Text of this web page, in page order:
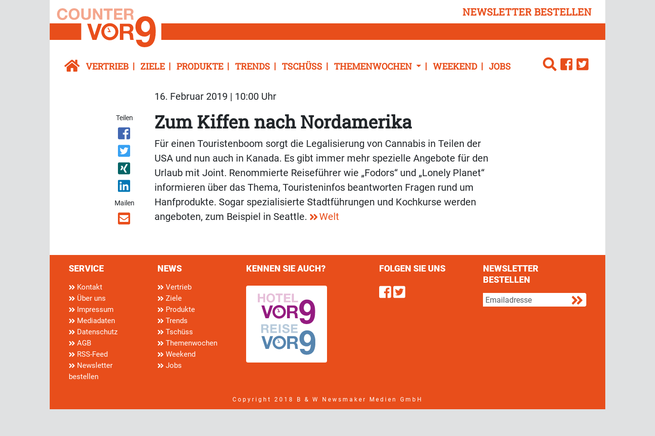
NEWSLETTER BESTELLEN
VERTRIEB ZIELE PRODUKTE TRENDS TSCHÜSS THEMENWOCHEN WEEKEND JOBS
16. Februar 2019 | 10:00 Uhr
Teilen
Mailen
Zum Kiffen nach Nordamerika
Für einen Touristenboom sorgt die Legalisierung von Cannabis in Teilen der
USA und nun auch in Kanada. Es gibt immer mehr spezielle Angebote für den
Urlaub mit Joint. Renommierte Reiseführer wie „Fodors“ und „Lonely Planet“
informieren über das Thema, Touristeninfos beantworten Fragen rund um
Hanfprodukte. Sogar spezialisierte Stadtführungen und Kochkurse werden
angeboten, zum Beispiel in Seattle.
Welt
SERVICE
Kontakt
Über uns
Impressum
Mediadaten
Datenschutz
AGB
RSS-Feed
Newsletter
bestellen
NEWS
Vertrieb
Ziele
Produkte
Trends
Tschüss
Themenwochen
Weekend
Jobs
KENNEN SIE AUCH? FOLGEN SIE UNS
Find us on Facebook
Follow us on Twitter
NEWSLETTER
BESTELLEN
Copyright 2018 B & W Newsmaker Medien GmbH